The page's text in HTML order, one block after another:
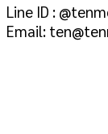
Line ID :
Email: